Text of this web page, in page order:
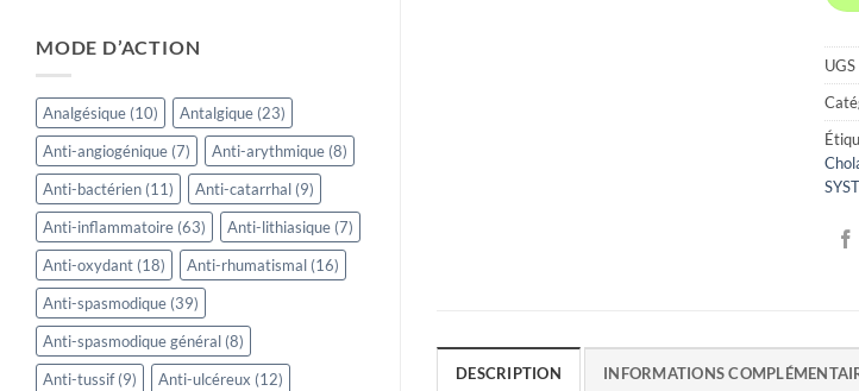
MODE D’ACTION
Analgésique (10) Antalgique (23)
Anti-angiogénique (7) Anti-arythmique (8)
Anti-bactérien (11) Anti-catarrhal (9)
Anti-inflammatoire (63) Anti-lithiasique (7)
Anti-oxydant (18) Anti-rhumatismal (16)
Anti-spasmodique (39)
Anti-spasmodique général (8)
Anti-tussif(9) Anti-ulcéreux (12)
UGS
DESCRIPTION INFORMATIONS